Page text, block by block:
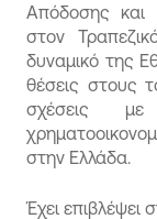
Απόδοσης και
στον
δυναμικό της
θέσεις στους
σχέσεις
στην Ελλάδα.
Έχει επιβλέψει